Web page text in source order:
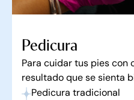
Pedicura
Para cuidar tus pies con
resultado que se sienta
Pedicura tradicional